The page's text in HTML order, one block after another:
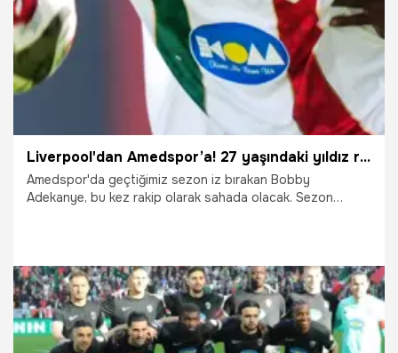
maç seyircisiz oynama cezası verdi.
Liverpool'dan Amedspor’a! 27 yaşındaki yıldız rakip olacak
Amedspor'da geçtiğimiz sezon iz bırakan Bobby
Adekanye, bu kez rakip olarak sahada olacak. Sezon
14.03.2026 Diyarbakır